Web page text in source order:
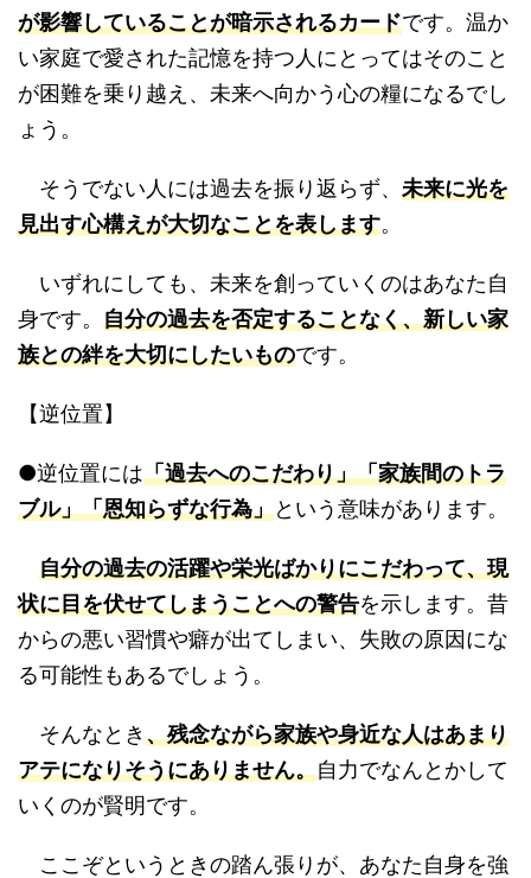
が影響していることが暗示されるカードです。温か
い家庭で愛された記憶を持つ人にとってはそのこと
が困難を乗り越え、未来へ向かう心の糧になるでし
ょう。
そうでない人には過去を振り返らず、 未来に光を
見出す心構えが大切なことを表します。
いずれにしても、未来を創っていくのはあなた自
身です。 自分の過去を否定することなく、新しい家
族との絆を大切にしたいものです。
【逆位置】
●逆位置には「過去へのこだわり」「家族間のトラ
ブル」「恩知らずな行為」という意味があります。
自分の過去の活躍や栄光ばかりにこだわって、現
状に目を伏せてしまうことへの警告を示します。昔
からの悪い習慣や癖が出てしまい、失敗の原因にな
る可能性もあるでしょう。
そんなとき、残念ながら家族や身近な人はあまり
アテになりそうにありません。自力でなんとかして
いくのが賢明です。
ここぞというときの踏ん張りが、あなた自身を強